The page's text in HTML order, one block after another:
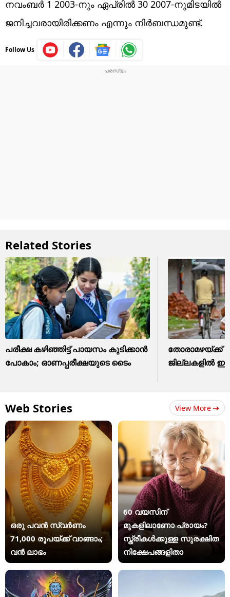
നവംബർ 1 2003-നും ഏപ്രിൽ 30 2007-നുമിടയിൽ
ജനിച്ചവരായിരിക്കണം എന്നും നിർബന്ധമുണ്ട്.
Follow Us
Related Stories
പരീക്ഷ കഴിഞ്ഞിട്ട് പായസം കുടിക്കാന്‍
പോകാം; ഓണപ്പരീക്ഷയുടെ ടൈം
തോരാമഴയ്ക്ക്
ജില്ലകളിൽ
Web Stories View More
ഒരു പവൻ സ്വർണം
71,000 രൂപയ്ക്ക് വാങ്ങാം;
വൻ ലാഭം
60 വയസിന്
മുകളിലാണോ പ്രായം?
സ്ത്രീകള്‍ക്കുള്ള സുരക്ഷിത
നിക്ഷേപങ്ങളിതാ